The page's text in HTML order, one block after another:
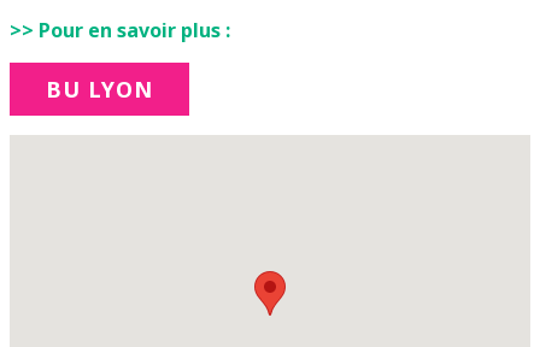
>> Pour en savoir plus :
BU LYON